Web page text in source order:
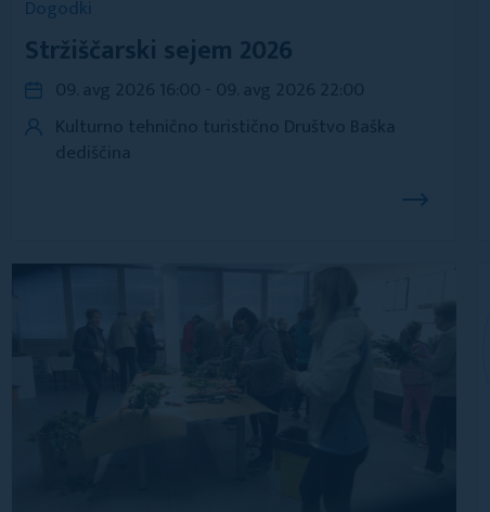
Dogodki
Stržiščarski sejem 2026